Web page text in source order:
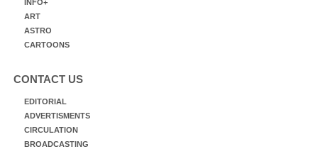
INFO+
ART
ASTRO
CARTOONS
CONTACT US
EDITORIAL
ADVERTISMENTS
CIRCULATION
BROADCASTING